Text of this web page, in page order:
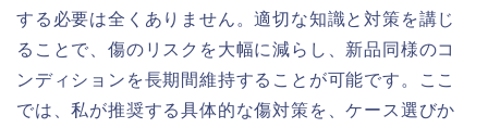
する必要は全くありません。適切な知識と対策を講じ
ることで、傷のリスクを大幅に減らし、新品同様のコ
ンディションを長期間維持することが可能です。ここ
では、私が推奨する具体的な傷対策を、ケース選びか